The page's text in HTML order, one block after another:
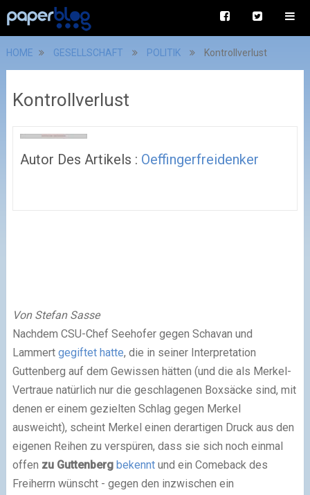
HOME GESELLSCHAFT POLITIK Kontrollverlust
Kontrollverlust
Autor Des Artikels : Oeffingerfreidenker
Von Stefan Sasse
Nachdem CSU-Chef Seehofer gegen Schavan und
Lammert gegiftet hatte, die in seiner Interpretation
Guttenberg auf dem Gewissen hätten (und die als Merkel-
Vertraue natürlich nur die geschlagenen Boxsäcke sind, mit
denen er einem gezielten Schlag gegen Merkel
ausweicht), scheint Merkel einen derartigen Druck aus den
eigenen Reihen zu verspüren, dass sie sich noch einmal
offen zu Guttenberg bekennt und ein Comeback des
Freiherrn wünscht - gegen den inzwischen ein